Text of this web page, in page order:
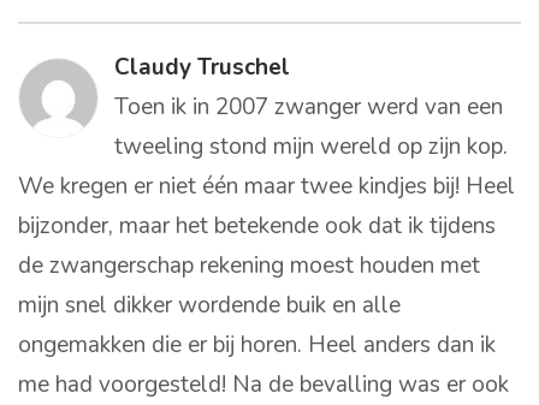
Claudy Truschel
Toen ik in 2007 zwanger werd van een
tweeling stond mijn wereld op zijn kop.
We kregen er niet één maar twee kindjes bij! Heel
bijzonder, maar het betekende ook dat ik tijdens
de zwangerschap rekening moest houden met
mijn snel dikker wordende buik en alle
ongemakken die er bij horen. Heel anders dan ik
me had voorgesteld! Na de bevalling was er ook